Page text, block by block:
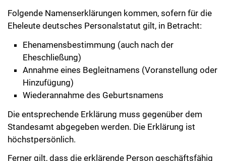
Folgende Namenserklärungen kommen, sofern für die
Eheleute deutsches Personalstatut gilt, in Betracht:
Ehenamensbestimmung (auch nach der
Eheschließung)
Annahme eines Begleitnamens (Voranstellung oder
Hinzufügung)
Wiederannahme des Geburtsnamens
Die entsprechende Erklärung muss gegenüber dem
Standesamt abgegeben werden. Die Erklärung ist
höchstpersönlich.
Ferner gilt, dass die erklärende Person geschäftsfähig